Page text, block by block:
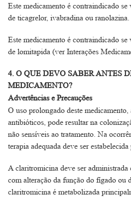
Este medicamento é contraindicado
de ticagrelor, ivabradina ou ranolazina.
Este medicamento é contraindicado
de lomitapida (ver Interações
4. O QUE DEVO SABER ANTES
MEDICAMENTO?
Advertências e Precauções
O uso prolongado deste
antibióticos, pode resultar na
não sensíveis ao tratamento. Na
terapia adequada deve ser estabelecida
A claritromicina deve ser administrada
com alteração da função do fígado ou
claritromicina é metabolizada